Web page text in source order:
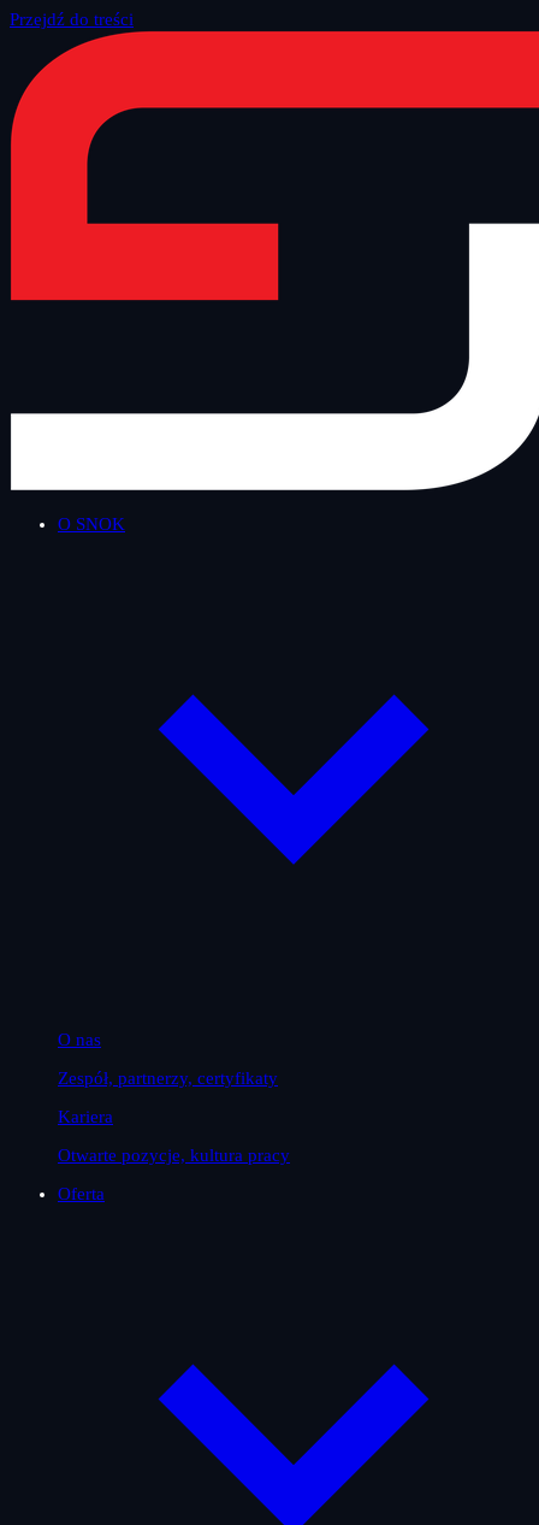
Przejdź do treści
O SNOK
O nas
Zespół, partnerzy, certyfikaty
Kariera
Otwarte pozycje, kultura pracy
Oferta
Strona główna